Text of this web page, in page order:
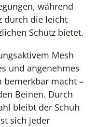
während
durch die leicht
Schutz bietet.
Mesh
und angenehmes
bemerkbar macht –
Beinen. Durch
bleibt der Schuh
sich jeder